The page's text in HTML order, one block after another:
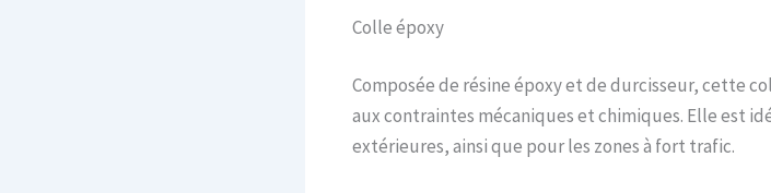
Colle époxy
Composée de résine époxy et de durcisseur, cette
aux contraintes mécaniques et chimiques. Elle est
extérieures, ainsi que pour les zones à fort trafic.